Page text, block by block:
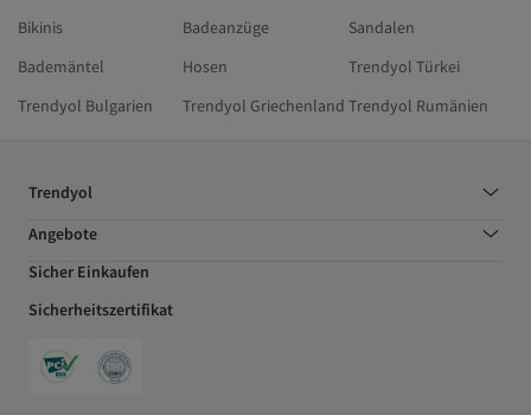
Bikinis
Badeanzüge
Sandalen
Bademäntel
Hosen
Trendyol Türkei
Trendyol Bulgarien
Trendyol Griechenland Trendyol Rumänien
Trendyol
Angebote
Sicher Einkaufen
Sicherheitszertifikat